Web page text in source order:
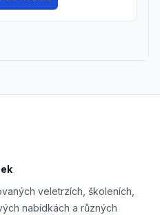
veletrzích, školeních,
nabídkách a různých